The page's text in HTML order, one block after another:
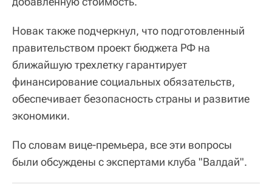
Новак также подчеркнул, что подготовленный
правительством проект бюджета РФ на
ближайшую трехлетку гарантирует
финансирование социальных обязательств,
обеспечивает безопасность страны и развитие
экономики.
По словам вице-премьера, все эти вопросы
были обсуждены с экспертами клуба "Валдай".